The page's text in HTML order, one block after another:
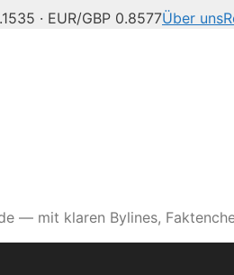
· EUR/GBP 0.8577Über uns
— mit klaren Bylines,